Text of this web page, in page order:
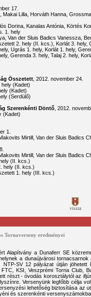
17.
Makai Lilla, Horváth Hanna,
Dorina, Kanalas Antónia, Körtés
1. hely
Van der Sluis Badics Vanessza,
2. hely (II. kcs.), Korlát 3. hely,
Ugrás 1. hely, Korlát 1. hely,
hely, Gerenda 3. hely, Talaj
Összetett, 2012. november 24.
(Kadet)
(Kadet)
(Serdülő)
Szerenkénti Döntő, 2012.
(Kadet)
1.
Makovits Mirtill, Van der Sluis
Mirtill, Van der Sluis Badics
(II. kcs.)
hely (II. kcs.)
1. hely (III. kcs.)
vissza
Tornaverseny eredményei
Alapítvány a Dunaferr SE
a dunaújvárosi
NTP-SV 12 pályázat útján
KSI, Veszprémi Torna Club,
részt - óvodás korosztálytól az
Versenyünk legfőbb célja
lehetőség biztosítása az
és szerenkénti